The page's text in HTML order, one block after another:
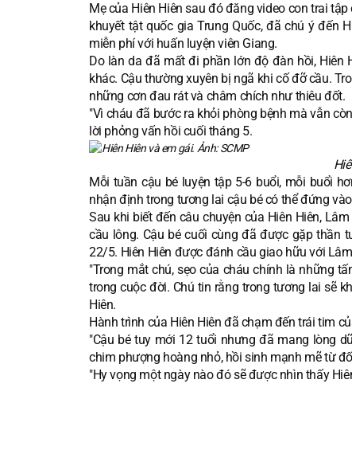
Mẹ của Hiên Hiên sau đó đăng video con trai
khuyết tật quốc gia Trung Quốc, đã chú ý đến
miễn phí với huấn luyện viên Giang.
Do làn da đã mất đi phần lớn độ đàn hồi, Hiên
khác. Cậu thường xuyên bị ngã khi cố đỡ cầu.
những cơn đau rát và châm chích như thiêu đốt.
"Vì cháu đã bước ra khỏi phòng bệnh mà vẫn
lời phỏng vấn hồi cuối tháng 5.
Mỗi tuần cậu bé luyện tập 5-6 buổi, mỗi buổi
nhận định trong tương lai cậu bé có thể đứng
Sau khi biết đến câu chuyện của Hiên Hiên,
cầu lông. Cậu bé cuối cùng đã được gặp thần
22/5. Hiên Hiên được đánh cầu giao hữu với
"Trong mắt chú, sẹo của cháu chính là những
trong cuộc đời. Chú tin rằng trong tương lai sẽ
Hiên.
Hành trình của Hiên Hiên đã chạm đến trái tim
"Cậu bé tuy mới 12 tuổi nhưng đã mang lòng
chim phượng hoàng nhỏ, hồi sinh mạnh mẽ từ
"Hy vọng một ngày nào đó sẽ được nhìn thấy